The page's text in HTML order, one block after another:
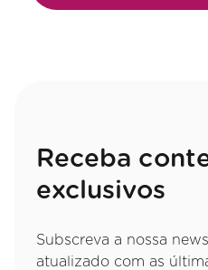
Receba
exclusivos
Subscreva a nossa
atualizado com as